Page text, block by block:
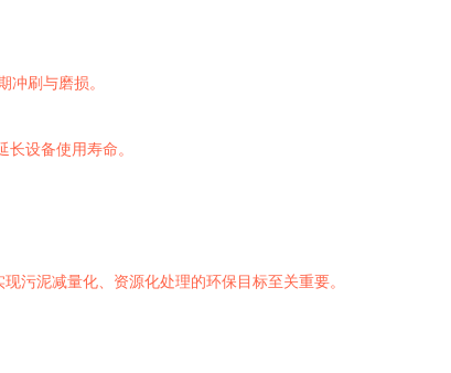
刷与磨损。
设备使用寿命。
污泥减量化、资源化处理的环保目标至关重要。